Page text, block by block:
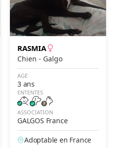
RASMIA
Chien - Galgo
AGE
3 ans
ENTENTES
ASSOCIATION
GALGOS France
Adoptable en France